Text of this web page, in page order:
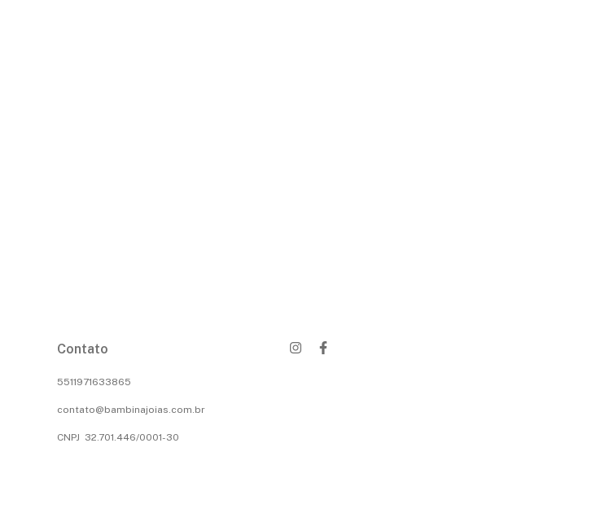
Contato
5511971633865
contato@bambinajoias.com.br
CNPJ 32.701.446/0001-30